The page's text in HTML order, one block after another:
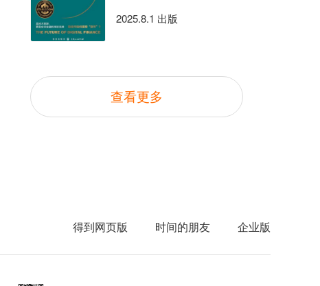
2025.8.1 出版
查看更多
得到网页版 时间的朋友 企业版